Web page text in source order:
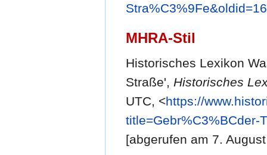
MHRA-Stil
Historisches Lexikon
Straße', Historisches
UTC, <https://
title=Gebr%C3%BCder-
[abgerufen am 7.